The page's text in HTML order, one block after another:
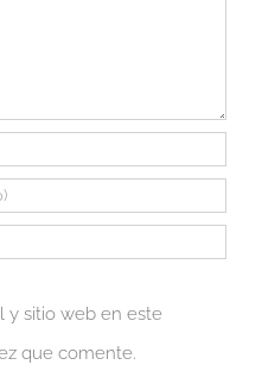
y sitio web en este
que comente.